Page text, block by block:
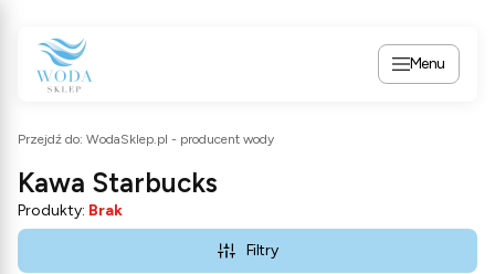
Menu
Przejdź do: WodaSklep.pl - producent wody
Kawa Starbucks
Produkty: Brak
Filtry